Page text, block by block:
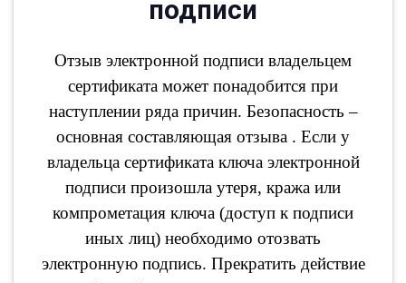
подписи
Отзыв электронной подписи владельцем
сертификата может понадобится при
наступлении ряда причин. Безопасность –
основная составляющая отзыва . Если у
владельца сертификата ключа электронной
подписи произошла утеря, кража или
компрометация ключа (доступ к подписи
иных лиц) необходимо отозвать
электронную подпись. Прекратить действие